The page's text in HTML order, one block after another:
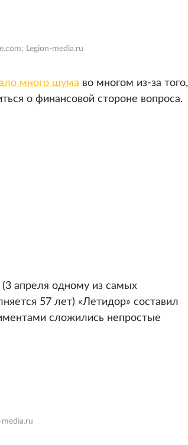
Legion-media.ru
много шума во многом из-за того,
о финансовой стороне вопроса.
апреля одному из самых
57 лет) «Летидор» составил
сложились непростые